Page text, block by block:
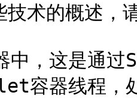
技术的概述，
，这是通过
容器线程，